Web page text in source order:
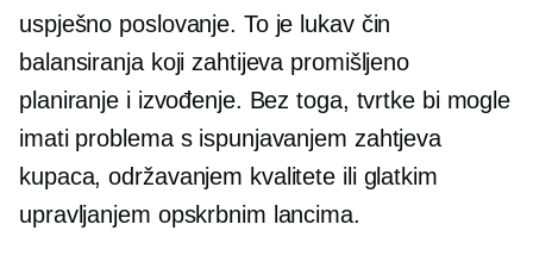
uspješno poslovanje. To je lukav čin
balansiranja koji zahtijeva promišljeno
planiranje i izvođenje. Bez toga, tvrtke bi mogle
imati problema s ispunjavanjem zahtjeva
kupaca, održavanjem kvalitete ili glatkim
upravljanjem opskrbnim lancima.